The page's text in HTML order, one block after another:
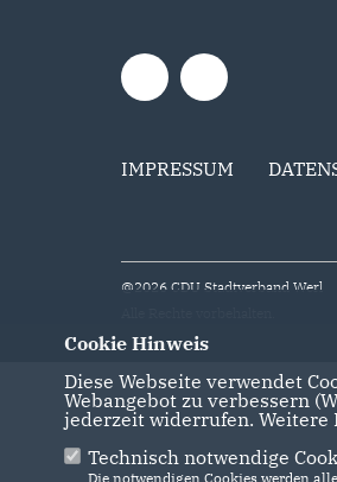
IMPRESSUM
@2026 CDU Stadtverband Werl
Cookie Hinweis
Diese Webseite verwendet
Webangebot zu verbessern
jederzeit widerrufen.
Technisch notwendige
Die notwendigen Cookies werden